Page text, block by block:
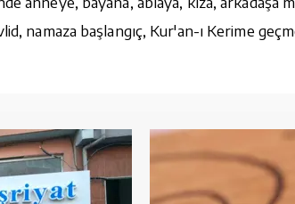
namaza başlangıç, Kur'an-ı Kerime